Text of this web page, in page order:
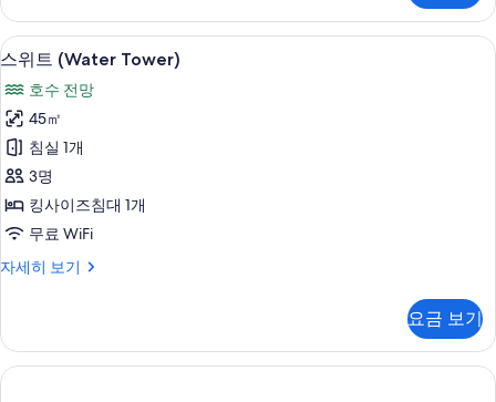
Coast)
자
세
보
기
스
트
(Water
Tower)
사
진
모
두
고급 침구, 오리/거위털 이불, 필로우탑
6
스위트 (Water Tower)
호수 전망
45㎡
침실 1개
3명
킹사이즈침대 1개
무료 WiFi
자세히 보기
스
Tower)
자
세
요금 보기